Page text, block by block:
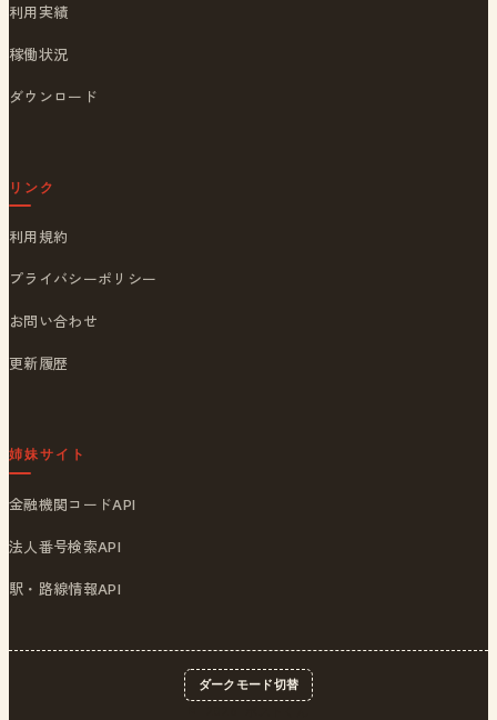
利用実績
稼働状況
ダウンロード
リンク
利用規約
プライバシーポリシー
お問い合わせ
更新履歴
姉妹サイト
金融機関コードAPI
法人番号検索API
駅・路線情報API
ダークモード切替